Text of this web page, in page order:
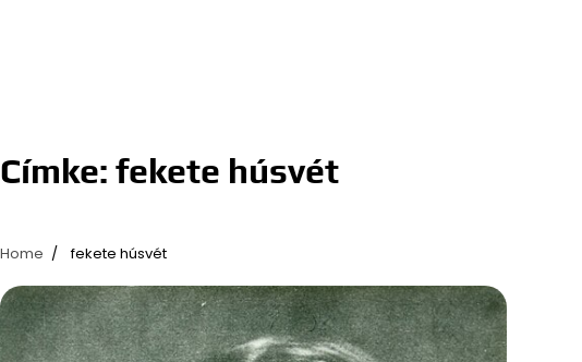
Címke: fekete húsvét
Home fekete húsvét